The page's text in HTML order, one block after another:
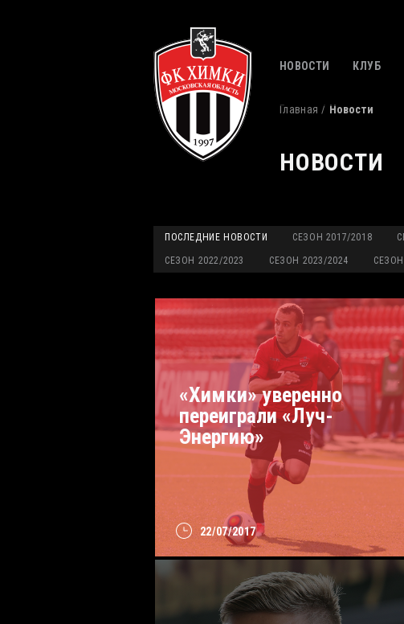
НОВОСТИ КЛУБ
Главная Новости
НОВОСТИ
ПОСЛЕДНИЕ НОВОСТИ СЕЗОН 2017/2018
СЕЗОН 2022/2023 СЕЗОН 2023/2024
22/07/2017
«Химки» уверенно
переиграли «Луч-
Энергию»